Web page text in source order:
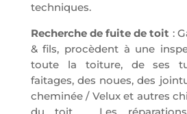
techniques.
Recherche de fuite de toit :
& fils, procèdent à une
toute la toiture, de ses
faitages, des noues, des
cheminée / Velux et autres